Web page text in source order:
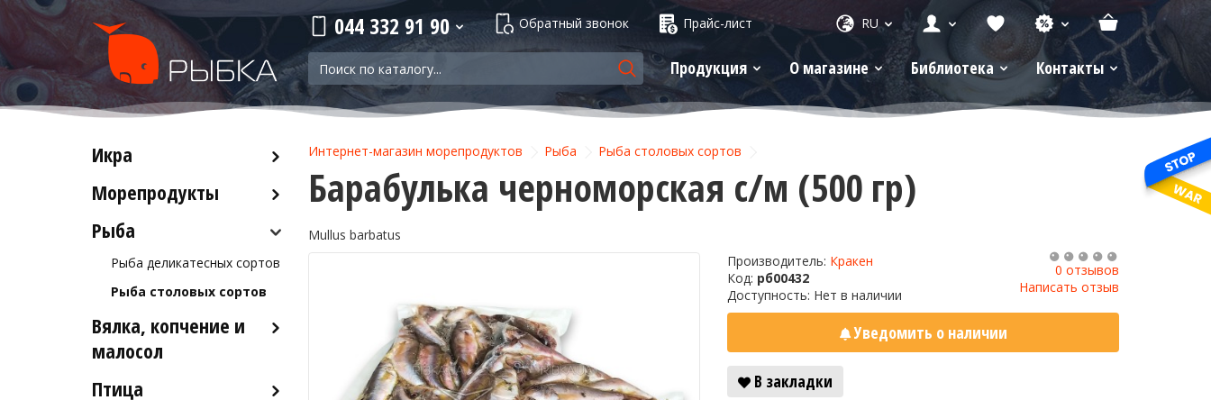
044 332 91 90 Обратный звонок Прайс-лист RU
Продукция О магазине Библиотека Контакты
Икра
Красная икра
Морепродукты
Кальмары
Осьминоги
Крабы
Лобстеры / Омары
Рыба
Рыба деликатесных сортов
Рыба столовых сортов
Вялка, копчение и
малосол
Икра вяленая
Птица
Интернет-магазин морепродуктов Рыба Рыба столовых сортов
Барабулька черноморская с/м (500 гр)
Mullus barbatus
Производитель: Кракен
Код: рб00432
Доступность: Нет в наличии
0 отзывов
Написать отзыв
Уведомить о наличии
В закладки